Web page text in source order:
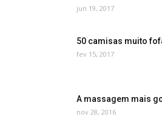
jun 19, 2017
50 camisas muito
fev 15, 2017
A massagem mais
nov 28, 2016